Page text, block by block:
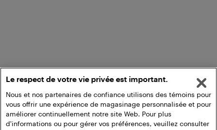
Le respect de votre vie privée est important.
Nous et nos partenaires de confiance utilisons des témoins pour
vous offrir une expérience de magasinage personnalisée et pour
améliorer continuellement notre site Web. Pour plus
d'informations ou pour gérer vos préférences, veuillez consulter